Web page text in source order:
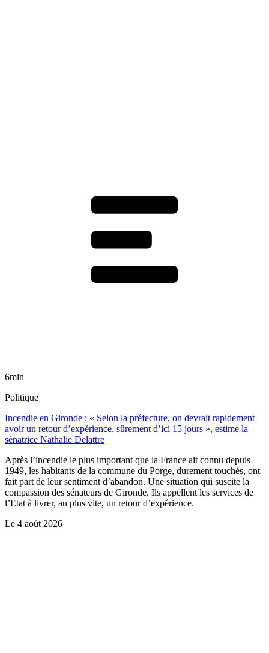
6min
Politique
Incendie en Gironde : « Selon la préfecture, on devrait rapidement
avoir un retour d’expérience, sûrement d’ici 15 jours », estime la
sénatrice Nathalie Delattre
Après l’incendie le plus important que la France ait connu depuis
1949, les habitants de la commune du Porge, durement touchés, ont
fait part de leur sentiment d’abandon. Une situation qui suscite la
compassion des sénateurs de Gironde. Ils appellent les services de
l’Etat à livrer, au plus vite, un retour d’expérience.
Le 4 août 2026